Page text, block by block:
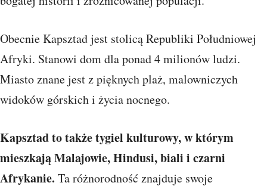
Obecnie Kapsztad jest stolicą Republiki Południowej
Afryki. Stanowi dom dla ponad 4 milionów ludzi.
Miasto znane jest z pięknych plaż, malowniczych
widoków górskich i życia nocnego.
Kapsztad to także tygiel kulturowy, w którym
mieszkają Malajowie, Hindusi, biali i czarni
Afrykanie. Ta różnorodność znajduje swoje